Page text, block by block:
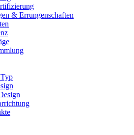
& Errungenschaften